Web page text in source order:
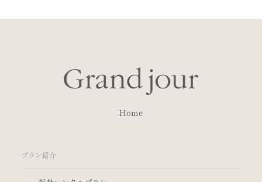
Home
プラン紹介